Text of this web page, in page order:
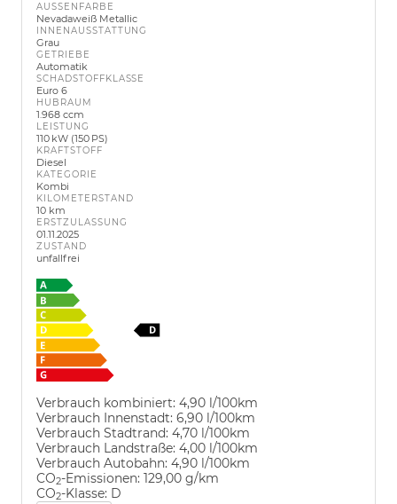
AUSSENFARBE
Nevadaweiß Metallic
INNENAUSSTATTUNG
Grau
GETRIEBE
Automatik
SCHADSTOFFKLASSE
Euro 6
HUBRAUM
1.968 ccm
LEISTUNG
110 kW (150 PS)
KRAFTSTOFF
Diesel
KATEGORIE
Kombi
KILOMETERSTAND
10 km
ERSTZULASSUNG
01.11.2025
ZUSTAND
unfallfrei
Verbrauch kombiniert: 4,90 l/100km
Verbrauch Innenstadt: 6,90 l/100km
Verbrauch Stadtrand: 4,70 l/100km
Verbrauch Landstraße: 4,00 l/100km
Verbrauch Autobahn: 4,90 l/100km
CO2-Emissionen: 129,00 g/km
CO2-Klasse: D